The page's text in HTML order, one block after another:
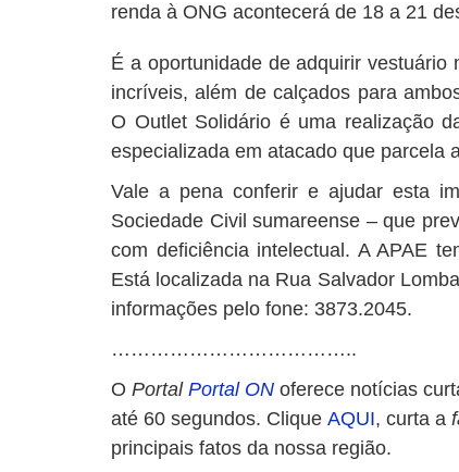
renda à ONG acontecerá de 18 a 21
É a oportunidade de adquirir
incríveis, além de calçados para
O Outlet Solidário é uma realização
especializada em atacado que parcela
Vale a pena conferir e ajudar esta
Sociedade Civil sumareense – que
com deficiência intelectual. A APAE
Está localizada na Rua Salvador
informações pelo fone: 3873.2045.
………………………………..
O Portal Portal ON oferece notícias
até 60 segundos. Clique AQUI, curta a
principais fatos da nossa região.